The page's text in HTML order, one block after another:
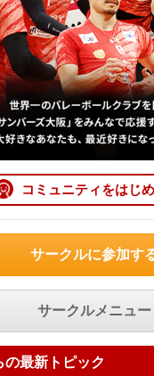
コミュニティをはじ
サークルに参加す
サークルメニュー
の最新トピック